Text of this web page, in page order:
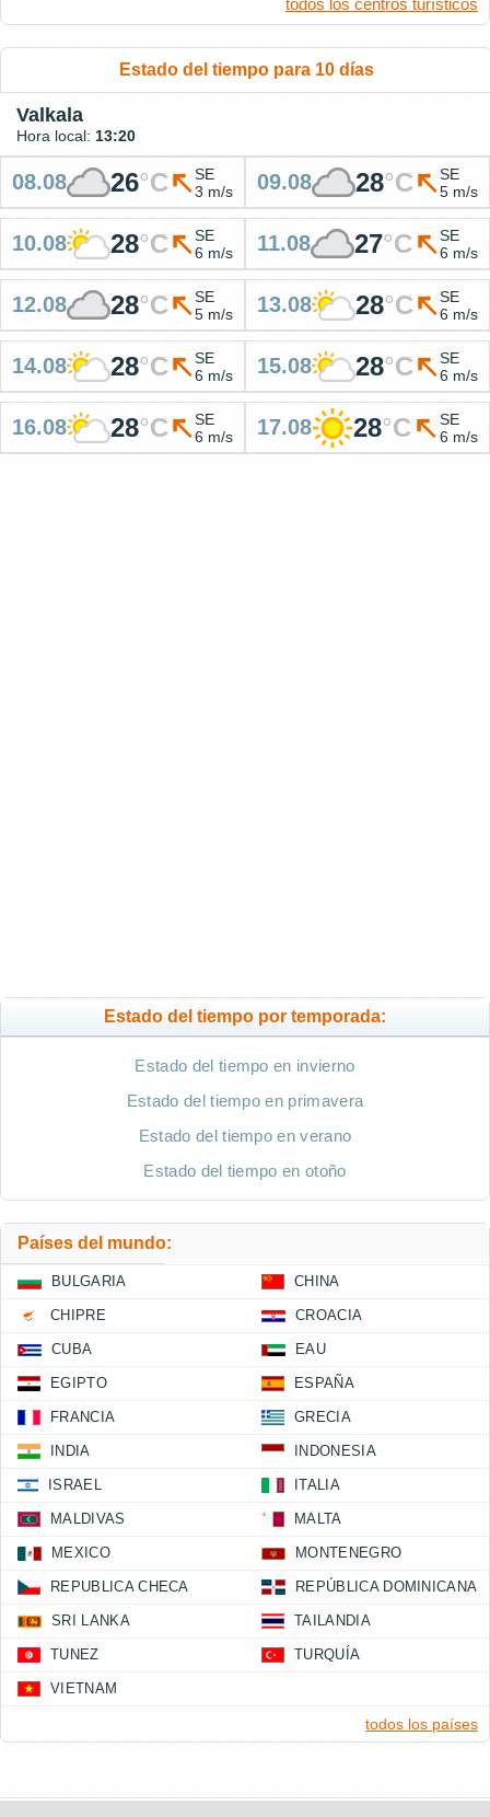
todos los centros turísticos
Estado del tiempo para 10 días
Valkala
Hora local: 13:20
08.08 26°C
SE
3 m/s
09.08 28°C
SE
5 m/s
10.08 28°C
SE
6 m/s
11.08 27°C
SE
6 m/s
12.08 28°C
SE
5 m/s
13.08 28°C
SE
6 m/s
14.08 28°C
SE
6 m/s
15.08 28°C
SE
6 m/s
16.08 28°C
SE
6 m/s
17.08 28°C
SE
6 m/s
Estado del tiempo por temporada:
Estado del tiempo en invierno
Estado del tiempo en primavera
Estado del tiempo en verano
Estado del tiempo en otoño
Países del mundo:
BULGARIA CHINA
CHIPRE CROACIA
CUBA EAU
EGIPTO ESPAÑA
FRANCIA GRECIA
INDIA INDONESIA
ISRAEL ITALIA
MALDIVAS MALTA
MEXICO MONTENEGRO
REPUBLICA CHECA REPÚBLICA DOMINICANA
SRI LANKA TAILANDIA
TUNEZ TURQUÍA
VIETNAM
todos los países